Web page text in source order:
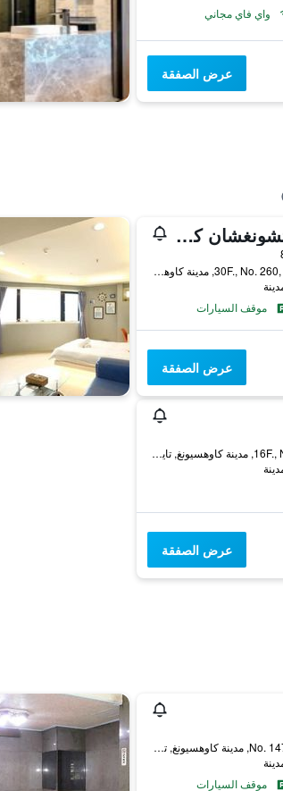
واي فاي مجاني
عرض الصفقة
هوتل كوتسي تشونغشان كاوسيونغ
30F., No. 260, Zhongshan 2nd Road, مدينة كاوهسيونغ, تايوان
موقف السيارات
عرض الصفقة
16F., No. 63, Sanduo 4th Rd, مدينة كاوهسيونغ, تايوان
عرض الصفقة
No. 147, Liuhe Second Road, مدينة كاوهسيونغ, تايوان
موقف السيارات